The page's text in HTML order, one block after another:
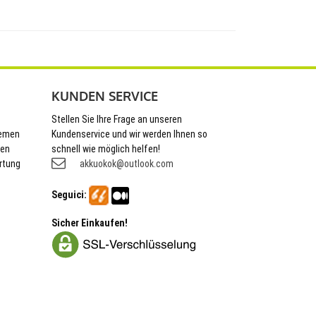
KUNDEN SERVICE
Stellen Sie Ihre Frage an unseren
Kundenservice und wir werden Ihnen so
schnell wie möglich helfen!
akkuokok@outlook.com
Seguici:
Sicher Einkaufen!